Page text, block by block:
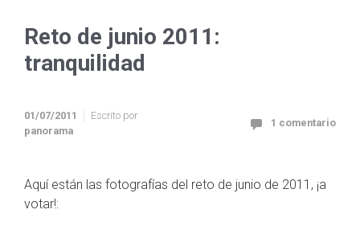
Reto de junio 2011:
tranquilidad
01/07/2011
Escrito por
panorama
1 comentario
Aquí están las fotografías del reto de junio de 2011, ¡a
votar!: